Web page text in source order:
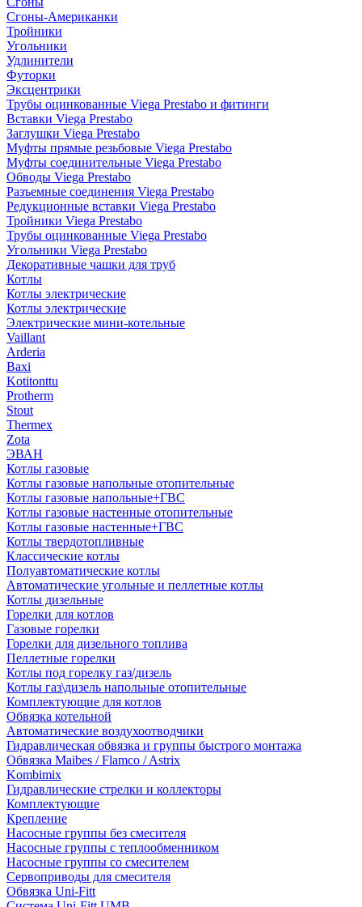
Сгоны-Американки
Тройники
Угольники
Удлинители
Футорки
Эксцентрики
Трубы оцинкованные Viega Prestabo и фитинги
Вставки Viega Prestabo
Заглушки Viega Prestabo
Муфты прямые резьбовые Viega Prestabo
Муфты соединительные Viega Prestabo
Обводы Viega Prestabo
Разъемные соединения Viega Prestabo
Редукционные вставки Viega Prestabo
Тройники Viega Prestabo
Трубы оцинкованные Viega Prestabo
Угольники Viega Prestabo
Декоративные чашки для труб
Котлы
Котлы электрические
Котлы электрические
Электрические мини-котельные
Vaillant
Arderia
Baxi
Kotitonttu
Protherm
Stout
Thermex
Zota
ЭВАН
Котлы газовые
Котлы газовые напольные отопительные
Котлы газовые напольные+ГВС
Котлы газовые настенные отопительные
Котлы газовые настенные+ГВС
Котлы твердотопливные
Классические котлы
Полуавтоматические котлы
Автоматические угольные и пеллетные котлы
Котлы дизельные
Горелки для котлов
Газовые горелки
Горелки для дизельного топлива
Пеллетные горелки
Котлы под горелку газ/дизель
Котлы газ\дизель напольные отопительные
Комплектующие для котлов
Обвязка котельной
Автоматические воздухоотводчики
Гидравлическая обвязка и группы быстрого монтажа
Обвязка Maibes / Flamco / Astrix
Kombimix
Гидравлические стрелки и коллекторы
Комплектующие
Крепление
Насосные группы без смесителя
Насосные группы с теплообменником
Насосные группы со смесителем
Сервоприводы для смесителя
Обвязка Uni-Fitt